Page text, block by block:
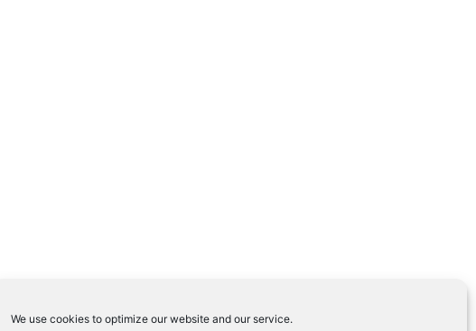
We use cookies to optimize our website and our service.